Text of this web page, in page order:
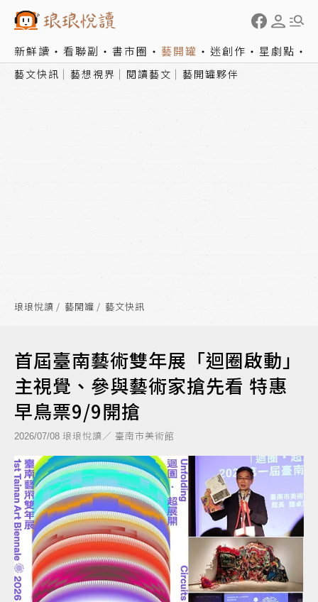
新鮮讀 看聯副 書市圈 藝開罐 迷創作 星劇點
藝文快訊 藝想視界 閱讀藝文 藝開罐夥伴
琅琅悅讀 藝開罐 藝文快訊
首屆臺南藝術雙年展「迴圈啟動」
主視覺、參與藝術家搶先看 特惠
早鳥票9/9開搶
2026/07/08 琅琅悅讀／ 臺南市美術館